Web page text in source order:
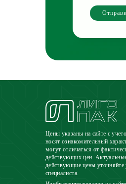
Цены указаны на сайте с
носят ознакомительный
могут отличаться от
действующих цен.
действующие цены уточняйте
специалиста.